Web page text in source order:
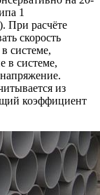
1
При расчёте
скорость
системе,
в системе,
из
коэффициент